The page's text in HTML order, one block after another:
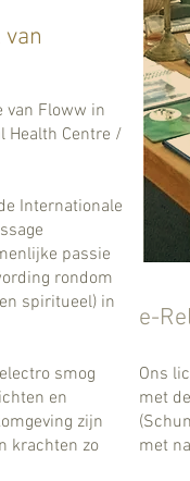
van Floww in
Health Centre /
Internationale
passie
rondom
spiritueel) in
smog
en
zijn
krachten zo
e-
Ons
met
met